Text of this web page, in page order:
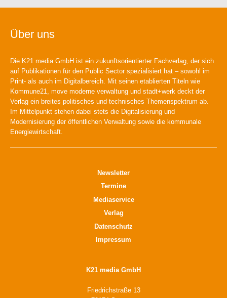
Über uns
Die K21 media GmbH ist ein zukunftsorientierter Fachverlag, der sich
auf Publikationen für den Public Sector spezialisiert hat – sowohl im
Print- als auch im Digitalbereich. Mit seinen etablierten Titeln wie
Kommune21, move moderne verwaltung und stadt+werk deckt der
Verlag ein breites politisches und technisches Themenspektrum ab.
Im Mittelpunkt stehen dabei stets die Digitalisierung und
Modernisierung der öffentlichen Verwaltung sowie die kommunale
Energiewirtschaft.
Newsletter
Termine
Mediaservice
Verlag
Datenschutz
Impressum
K21 media GmbH
Friedrichstraße 13